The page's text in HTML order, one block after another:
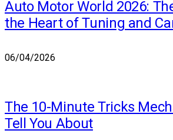
Auto Motor World 2026:
the Heart of Tuning and
06/04/2026
The 10-Minute Tricks
Tell You About